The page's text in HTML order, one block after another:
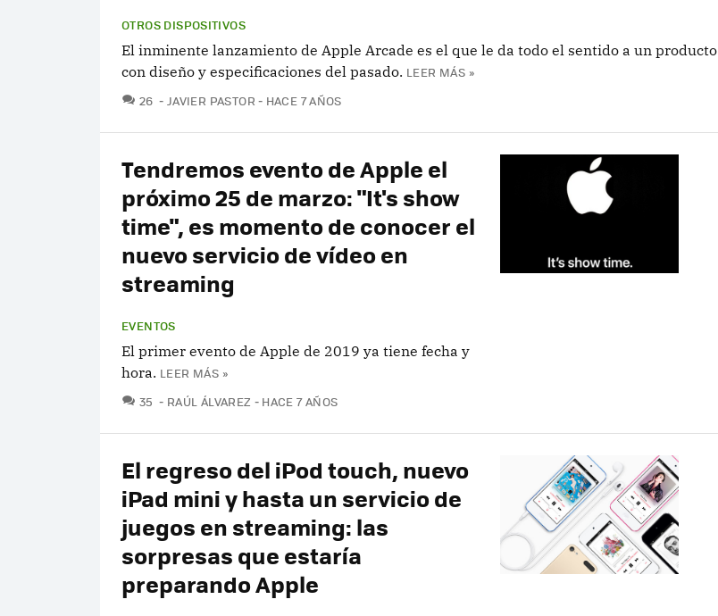
OTROS DISPOSITIVOS
El inminente lanzamiento de Apple Arcade es el que le da todo el sentido a un producto
con diseño y especificaciones del pasado. LEER MÁS »
26 COMENTARIOS
JAVIER PASTOR HACE 7 AÑOS
Tendremos evento de Apple el
próximo 25 de marzo: "It's show
time", es momento de conocer el
nuevo servicio de vídeo en
streaming
EVENTOS
El primer evento de Apple de 2019 ya tiene fecha y
hora. LEER MÁS »
35 COMENTARIOS
RAÚL ÁLVAREZ HACE 7 AÑOS
El regreso del iPod touch, nuevo
iPad mini y hasta un servicio de
juegos en streaming: las
sorpresas que estaría
preparando Apple